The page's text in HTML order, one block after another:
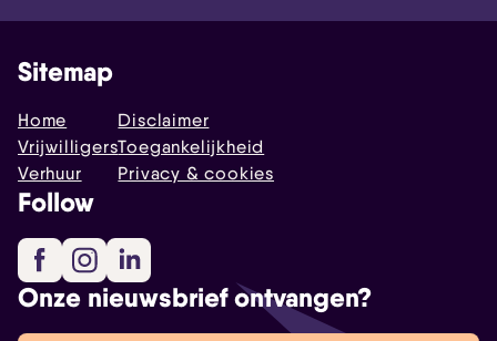
Sitemap
Home
Vrijwilligers
Verhuur
Disclaimer
Toegankelijkheid
Privacy & cookies
Follow
FacebookInstagram
Onze nieuwsbrief ontvangen?